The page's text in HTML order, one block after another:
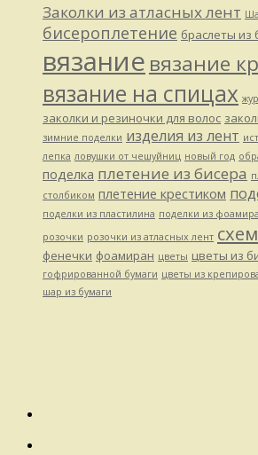
Заколки из атласных лент
бисероплетение браслеты из
вязание вязание
вязание на спицах
заколки и резиночки для волос
зимние поделки изделия из лент
лепка ловушки от чешуйниц новый год
поделка плетение из бисера
столбиком плетение крестиком
поделки из пластилина поделки из
розочки розочки из атласных лент
фенечки фоамиран цветы цветы из
гофрированной бумаги цветы из
шар из бумаги